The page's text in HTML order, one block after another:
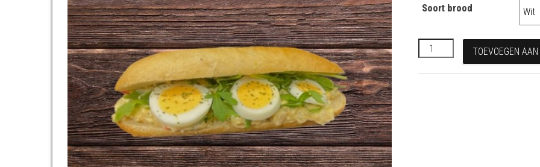
Soort brood
Eiersalade aantal
TOEVOEGEN